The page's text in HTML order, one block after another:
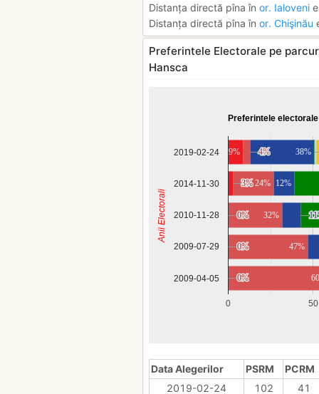
Distanța directă pîna în or. Ialoveni
Distanța directă pîna în or. Chişinău
Preferintele Electorale pe
Hansca
Preferintele
0 50
2019-02-24
2014-11-30
2010-11-28
2009-07-29
2009-04-05
9%
3%
3%
0%
0%
0%
0%
0%
0%
4%
4%
24%
32%
47%
38%
12%
Anii Electorali
Data Alegerilor PSRM
PCRM
2019-02-24
102 41